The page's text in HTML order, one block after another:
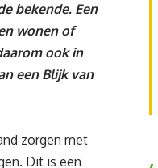
bekende. Een
wonen of
ook in
een Blijk van
zorgen met
Dit is een